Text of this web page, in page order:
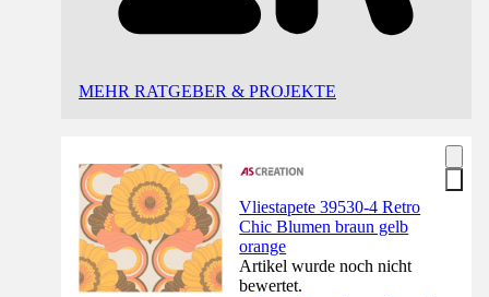
MEHR RATGEBER & PROJEKTE
Vliestapete 39530-4 Retro
Chic Blumen braun gelb
orange
Artikel wurde noch nicht
bewertet.